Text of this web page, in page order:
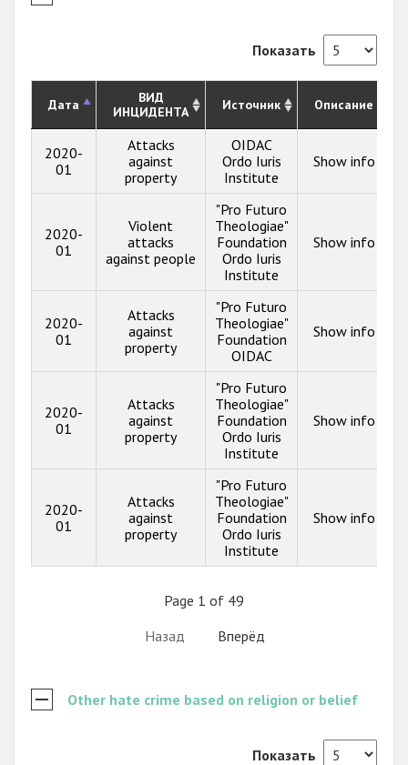
Показать
Дата
ВИД
ИНЦИДЕНТА
Источник Описание
2020-
01
Attacks
against
property
OIDAC
Ordo Iuris
Institute
Show info
2020-
01
Violent
attacks
against people
"Pro Futuro
Theologiae"
Foundation
Ordo Iuris
Institute
Show info
2020-
01
Attacks
against
property
"Pro Futuro
Theologiae"
Foundation
OIDAC
Show info
2020-
01
Attacks
against
property
"Pro Futuro
Theologiae"
Foundation
Ordo Iuris
Institute
Show info
2020-
01
Attacks
against
property
"Pro Futuro
Theologiae"
Foundation
Ordo Iuris
Institute
Show info
Page 1 of 49
Назад
Вперёд
Other hate crime based on religion or belief
Показать